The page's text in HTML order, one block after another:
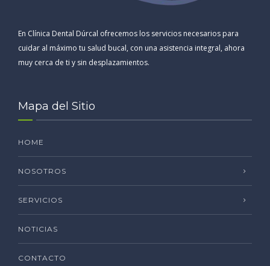
En Clínica Dental Dúrcal ofrecemos los servicios necesarios para
cuidar al máximo tu salud bucal, con una asistencia integral, ahora
muy cerca de ti y sin desplazamientos.
Mapa del Sitio
HOME
NOSOTROS
SERVICIOS
NOTICIAS
CONTACTO